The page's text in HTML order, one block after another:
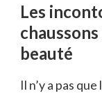
Les
beauté
Il n’y a pas